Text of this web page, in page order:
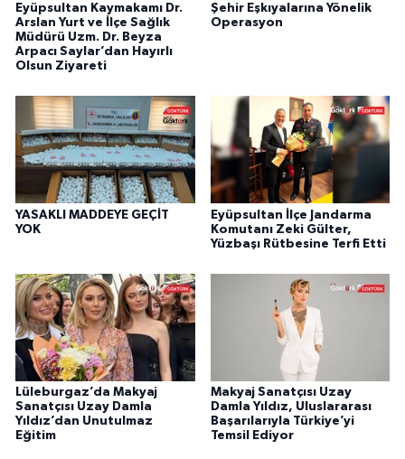
Eyüpsultan Kaymakamı Dr.
Arslan Yurt ve İlçe Sağlık
Müdürü Uzm. Dr. Beyza
Arpacı Saylar’dan Hayırlı
Olsun Ziyareti
Şehir Eşkıyalarına Yönelik
Operasyon
YASAKLI MADDEYE GEÇİT
YOK
Eyüpsultan İlçe Jandarma
Komutanı Zeki Gülter,
Yüzbaşı Rütbesine Terfi Etti
Lüleburgaz’da Makyaj
Sanatçısı Uzay Damla
Yıldız’dan Unutulmaz
Eğitim
Makyaj Sanatçısı Uzay
Damla Yıldız, Uluslararası
Başarılarıyla Türkiye’yi
Temsil Ediyor